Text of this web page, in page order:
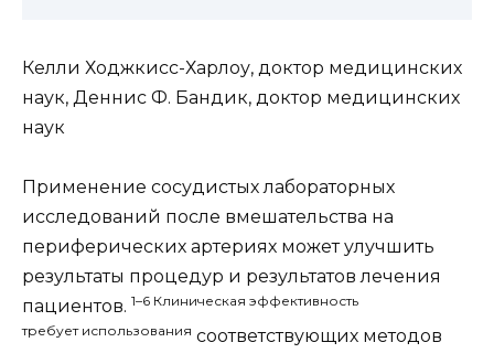
Келли Ходжкисс-Харлоу, доктор медицинских
наук, Деннис Ф. Бандик, доктор медицинских
наук
Применение сосудистых лабораторных
исследований после вмешательства на
периферических артериях может улучшить
результаты процедур и результатов лечения
пациентов. 1–6 Клиническая эффективность
требует использования соответствующих методов